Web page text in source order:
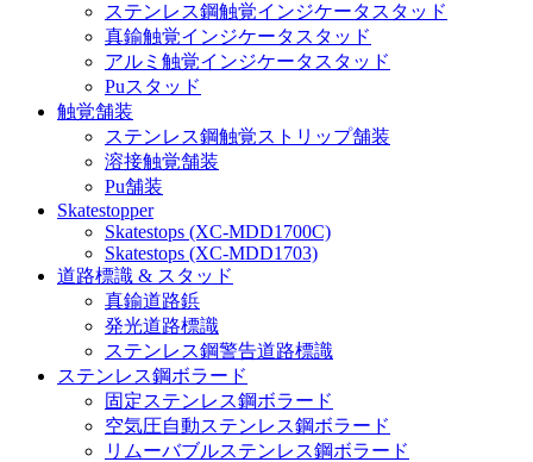
ステンレス鋼触覚インジケータスタッド
真鍮触覚インジケータスタッド
アルミ触覚インジケータスタッド
Puスタッド
触覚舗装
ステンレス鋼触覚ストリップ舗装
溶接触覚舗装
Pu舗装
Skatestopper
Skatestops (XC-MDD1700C)
Skatestops (XC-MDD1703)
道路標識 & スタッド
真鍮道路鋲
発光道路標識
ステンレス鋼警告道路標識
ステンレス鋼ボラード
固定ステンレス鋼ボラード
空気圧自動ステンレス鋼ボラード
リムーバブルステンレス鋼ボラード